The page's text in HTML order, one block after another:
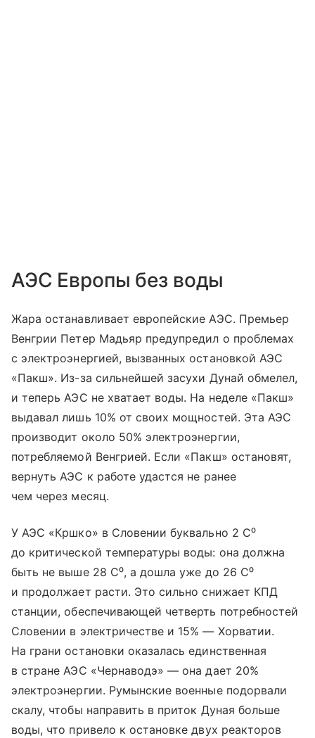
АЭС Европы без воды
Жара останавливает европейские АЭС. Премьер
Венгрии Петер Мадьяр предупредил о проблемах
с электроэнергией, вызванных остановкой АЭС
«Пакш». Из-за сильнейшей засухи Дунай обмелел,
и теперь АЭС не хватает воды. На неделе «Пакш»
выдавал лишь 10% от своих мощностей. Эта АЭС
производит около 50% электроэнергии,
потребляемой Венгрией. Если «Пакш» остановят,
вернуть АЭС к работе удастся не ранее
чем через месяц.
У АЭС «Кршко» в Словении буквально 2 С⁰
до критической температуры воды: она должна
быть не выше 28 С⁰, а дошла уже до 26 С⁰
и продолжает расти. Это сильно снижает КПД
станции, обеспечивающей четверть потребностей
Словении в электричестве и 15% — Хорватии.
На грани остановки оказалась единственная
в стране АЭС «Чернаводэ» — она дает 20%
электроэнергии. Румынские военные подорвали
скалу, чтобы направить в приток Дуная больше
воды, что привело к остановке двух реакторов